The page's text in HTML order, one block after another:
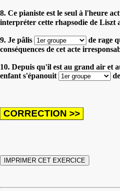
8. Ce pianiste est le seul à l'heure
interpréter cette rhapsodie de Liszt
9. Je pâlis
de rage
conséquences de cet acte
10. Depuis qu'il est au grand air et
enfant s'épanouit